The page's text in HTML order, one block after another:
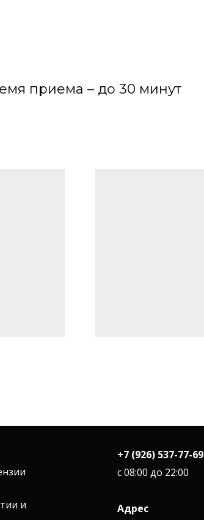
приема – до 30 минут
и
+7 (926) 537-77-69
c 08:00 до 22:00
Адрес